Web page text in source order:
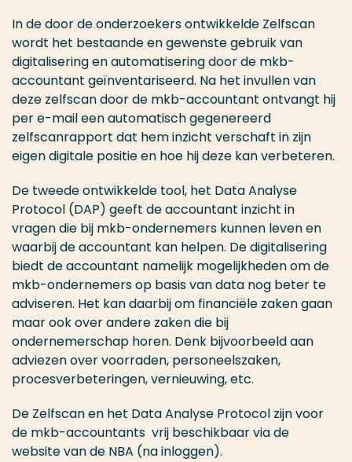
In de door de onderzoekers ontwikkelde Zelfscan
wordt het bestaande en gewenste gebruik van
digitalisering en automatisering door de mkb-
accountant geïnventariseerd. Na het invullen van
deze zelfscan door de mkb-accountant ontvangt hij
per e-mail een automatisch gegenereerd
zelfscanrapport dat hem inzicht verschaft in zijn
eigen digitale positie en hoe hij deze kan verbeteren.
De tweede ontwikkelde tool, het Data Analyse
Protocol (DAP) geeft de accountant inzicht in
vragen die bij mkb-ondernemers kunnen leven en
waarbij de accountant kan helpen. De digitalisering
biedt de accountant namelijk mogelijkheden om de
mkb-ondernemers op basis van data nog beter te
adviseren. Het kan daarbij om financiële zaken gaan
maar ook over andere zaken die bij
ondernemerschap horen. Denk bijvoorbeeld aan
adviezen over voorraden, personeelszaken,
procesverbeteringen, vernieuwing, etc.
De Zelfscan en het Data Analyse Protocol zijn voor
de mkb-accountants vrij beschikbaar via de
website van de NBA (na inloggen).